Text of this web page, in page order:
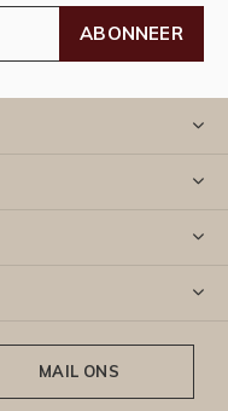
ABONNEER
MAIL ONS